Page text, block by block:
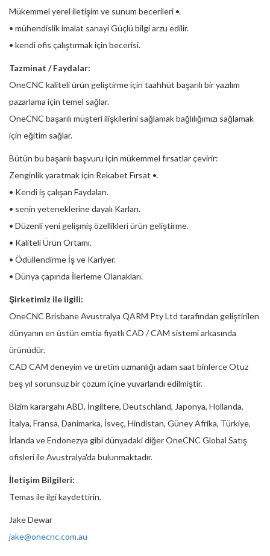
Mükemmel yerel iletişim ve sunum becerileri •.
• mühendislik imalat sanayi Güçlü bilgi arzu edilir.
• kendi ofis çalıştırmak için becerisi.
Tazminat / Faydalar:
OneCNC kaliteli ürün geliştirme için taahhüt başarılı bir yazılım
pazarlama için temel sağlar.
OneCNC başarılı müşteri ilişkilerini sağlamak bağlılığımızı sağlamak
için eğitim sağlar.
Bütün bu başarılı başvuru için mükemmel fırsatlar çevirir:
Zenginlik yaratmak için Rekabet Fırsat •.
• Kendi iş çalışan Faydaları.
• senin yeteneklerine dayalı Karları.
• Düzenli yeni gelişmiş özellikleri ürün geliştirme.
• Kaliteli Ürün Ortamı.
• Ödüllendirme İş ve Kariyer.
• Dünya çapında İlerleme Olanakları.
Şirketimiz ile ilgili:
OneCNC Brisbane Avustralya QARM Pty Ltd tarafından geliştirilen
dünyanın en üstün emtia fiyatlı CAD / CAM sistemi arkasında
ürünüdür.
CAD CAM deneyim ve üretim uzmanlığı adam saat binlerce Otuz
beş yıl sorunsuz bir çözüm içine yuvarlandı edilmiştir.
Bizim karargahı ABD, İngiltere, Deutschland, Japonya, Hollanda,
İtalya, Fransa, Danimarka, İsveç, Hindistan, Güney Afrika, Türkiye,
İrlanda ve Endonezya gibi dünyadaki diğer OneCNC Global Satış
ofisleri ile Avustralya'da bulunmaktadır.
İletişim Bilgileri:
Temas ile ilgi kaydettirin.
Jake Dewar
jake@onecnc.com.au